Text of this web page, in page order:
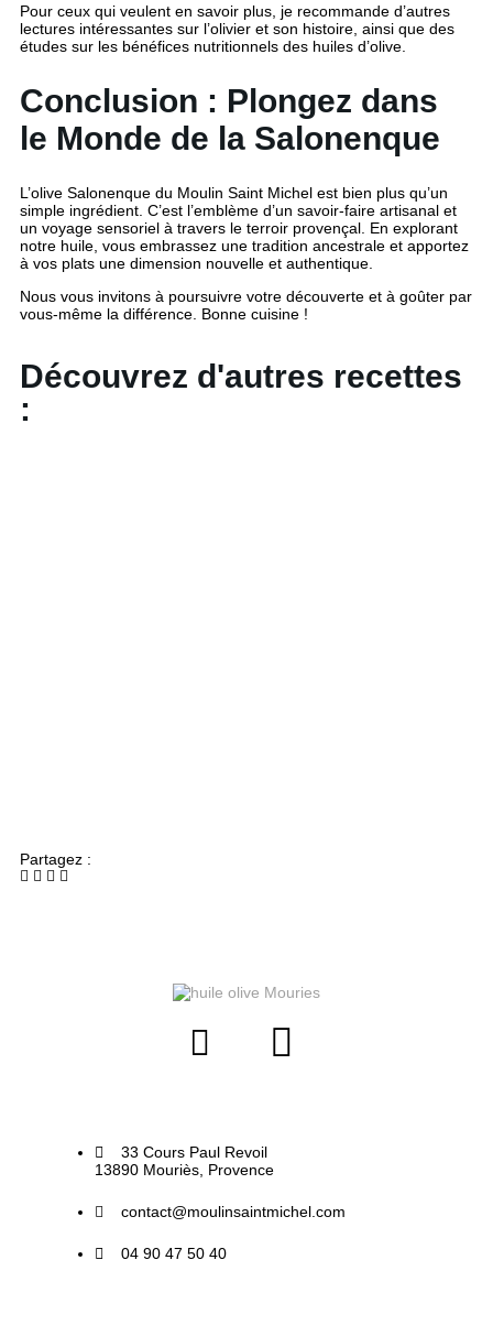
Pour ceux qui veulent en savoir plus, je recommande d’autres
lectures intéressantes sur l’olivier et son histoire, ainsi que des
études sur les bénéfices nutritionnels des huiles d’olive.
Conclusion : Plongez dans
le Monde de la Salonenque
L’olive Salonenque du Moulin Saint Michel est bien plus qu’un
simple ingrédient. C’est l’emblème d’un savoir-faire artisanal et
un voyage sensoriel à travers le terroir provençal. En explorant
notre huile, vous embrassez une tradition ancestrale et apportez
à vos plats une dimension nouvelle et authentique.
Nous vous invitons à poursuivre votre découverte et à goûter par
vous-même la différence. Bonne cuisine !
Découvrez d'autres recettes
:
Partagez :
33 Cours Paul Revoil
13890 Mouriès, Provence
contact@moulinsaintmichel.com
04 90 47 50 40